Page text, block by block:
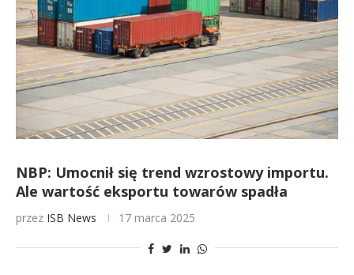
NBP: Umocnił się trend wzrostowy importu.
Ale wartość eksportu towarów spadła
przez ISB News 17 marca 2025